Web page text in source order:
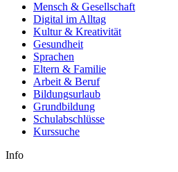
Mensch & Gesellschaft
Digital im Alltag
Kultur & Kreativität
Gesundheit
Sprachen
Eltern & Familie
Arbeit & Beruf
Bildungsurlaub
Grundbildung
Schulabschlüsse
Kurssuche
Info